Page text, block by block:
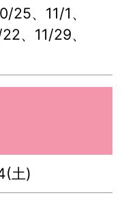
25、11/1、
、11/29、
土)